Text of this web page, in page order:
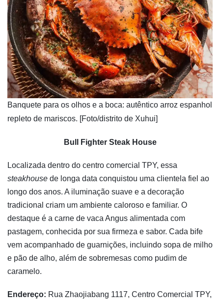
​Banquete para os olhos e a boca: autêntico arroz espanhol
repleto de mariscos. [Foto/distrito de Xuhui]
Bull Fighter Steak House
Localizada dentro do centro comercial TPY, essa
steakhouse de longa data conquistou uma clientela fiel ao
longo dos anos. A iluminação suave e a decoração
tradicional criam um ambiente caloroso e familiar. O
destaque é a carne de vaca Angus alimentada com
pastagem, conhecida por sua firmeza e sabor. Cada bife
vem acompanhado de guarnições, incluindo sopa de milho
e pão de alho, além de sobremesas como pudim de
caramelo.
Endereço: Rua Zhaojiabang 1117, Centro Comercial TPY,